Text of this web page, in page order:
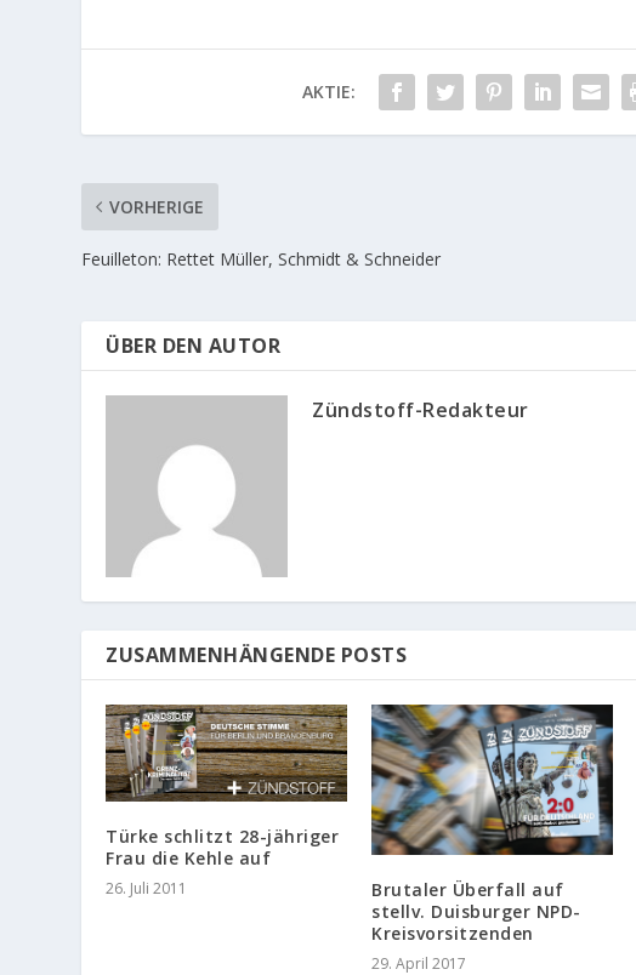
AKTIE:
VORHERIGE
Feuilleton: Rettet Müller, Schmidt & Schneider
ÜBER DEN AUTOR
Zündstoff-Redakteur
ZUSAMMENHÄNGENDE POSTS
Türke schlitzt 28-jähriger
Frau die Kehle auf
26. Juli 2011
Brutaler Überfall auf
stellv. Duisburger NPD-
Kreisvorsitzenden
29. April 2017